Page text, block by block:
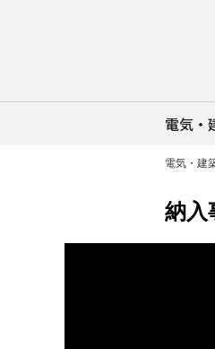
電気・
電気・建
納入